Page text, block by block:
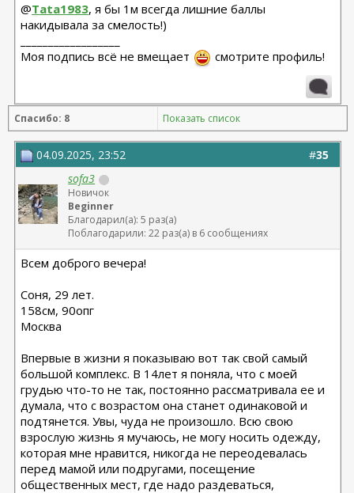
@Tata1983, я бы 1м всегда лишние баллы
накидывала за смелость!)
Моя подпись всё не вмещает
смотрите профиль!
Спасибо: 8 Показать список
#35
04.09.2025, 23:52
sofa3
Новичок
Beginner
Благодарил(а): 5 раз(а)
Поблагодарили: 22 раз(а) в 6 сообщениях
Всем доброго вечера!
Соня, 29 лет.
158см, 90опг
Москва
Впервые в жизни я показываю вот так свой самый
большой комплекс. В 14лет я поняла, что с моей
грудью что-то не так, постоянно рассматривала ее и
думала, что с возрастом она станет одинаковой и
подтянется. Увы, чуда не произошло. Всю свою
взрослую жизнь я мучаюсь, не могу носить одежду,
которая мне нравится, никогда не переодевалась
перед мамой или подругами, посещение
общественных мест, где надо раздеваться,